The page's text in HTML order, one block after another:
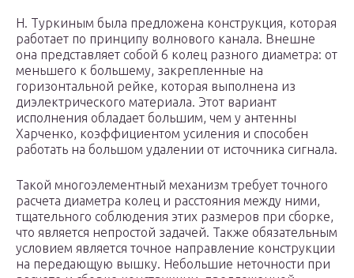
Н. Туркиным была предложена конструкция, которая
работает по принципу волнового канала. Внешне
она представляет собой 6 колец разного диаметра: от
меньшего к большему, закрепленные на
горизонтальной рейке, которая выполнена из
диэлектрического материала. Этот вариант
исполнения обладает большим, чем у антенны
Харченко, коэффициентом усиления и способен
работать на большом удалении от источника сигнала.
Такой многоэлементный механизм требует точного
расчета диаметра колец и расстояния между ними,
тщательного соблюдения этих размеров при сборке,
что является непростой задачей. Также обязательным
условием является точное направление конструкции
на передающую вышку. Небольшие неточности при